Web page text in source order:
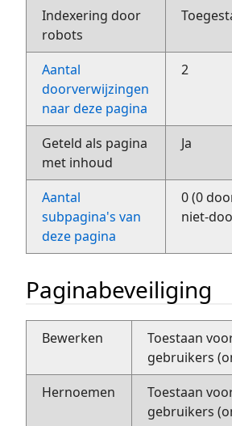
Indexering door
robots
Aantal
doorverwijzingen
naar deze pagina
2
Geteld als pagina
met inhoud
Ja
Aantal
subpagina's van
deze pagina
0 (0
niet-
Paginabeveiliging
Bewerken
Toestaan
gebruikers
Hernoemen
Toestaan
gebruikers